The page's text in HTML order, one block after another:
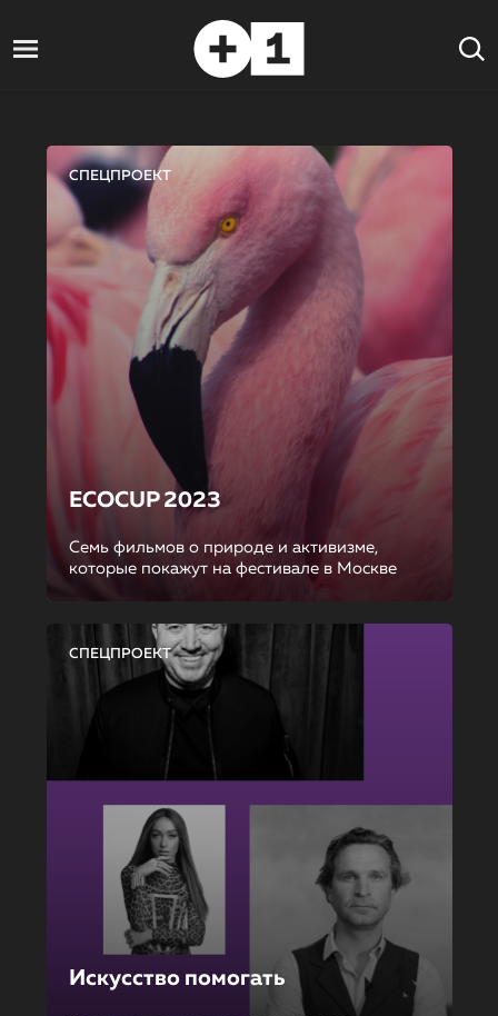
СПЕЦПРОЕКТ
ECOCUP 2023
Семь фильмов о природе и активизме,
которые покажут на фестивале в Москве
СПЕЦПРОЕКТ
Искусство помогать